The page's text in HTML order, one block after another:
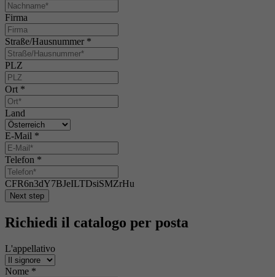
Firma
Straße/Hausnummer *
PLZ
Ort *
Land
E-Mail *
Telefon *
CFR6n3dY7BJeILTDsiSMZrHu
Next step
Richiedi il catalogo per posta
L'appellativo
Nome *